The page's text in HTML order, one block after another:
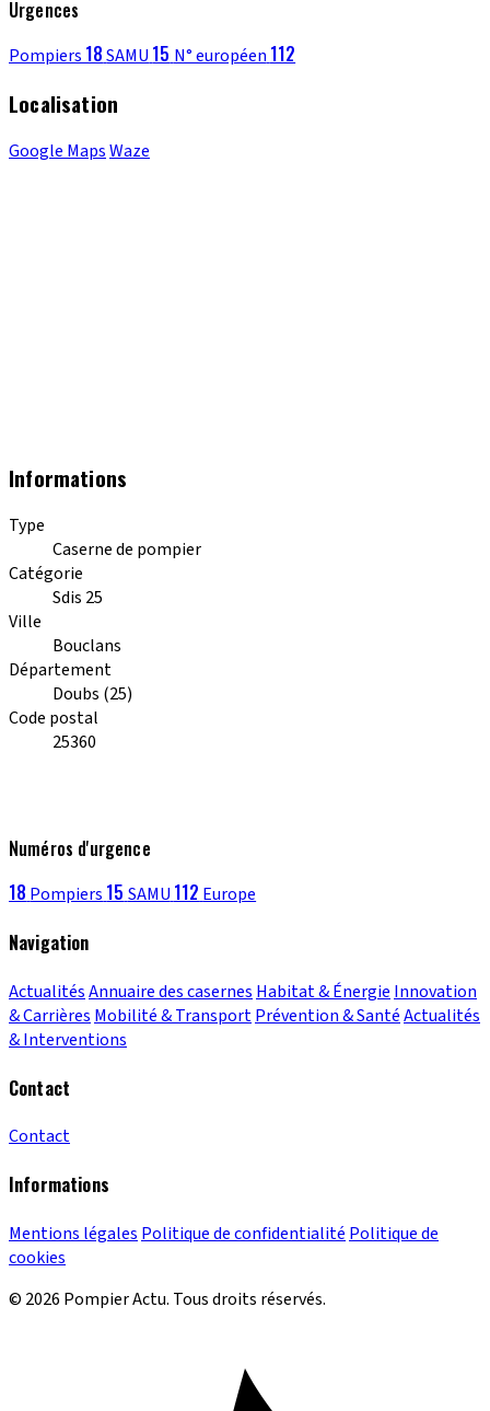
Urgences
Pompiers 18SAMU 15 N° européen 112
Localisation
Google MapsWaze
Informations
Type
Caserne de pompier
Catégorie
Sdis 25
Ville
Bouclans
Département
Doubs (25)
Code postal
25360
Numéros d'urgence
18 Pompiers 15 SAMU 112 Europe
Navigation
ActualitésAnnuaire des casernes Habitat & Énergie Innovation
& Carrières Mobilité & TransportPrévention & SantéActualités
& Interventions
Contact
Contact
Informations
Mentions légales Politique de confidentialité Politique de
cookies
© 2026 Pompier Actu. Tous droits réservés.